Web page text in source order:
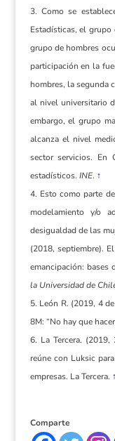
Como se
Estadísticas, el grupo
grupo de hombres
participación en la
hombres, la segunda
al nivel universitario
embargo, el grupo
alcanza el nivel
sector servicios. En
estadísticos. INE. ↑
Esto como parte
modelamiento y/o
desigualdad de las
(2018, septiembre).
emancipación:
la Universidad de
León R. (2019, 4
8M: “No hay que
La Tercera.
reúne con Luksic
empresas. La Tercera. ↑
Comparte